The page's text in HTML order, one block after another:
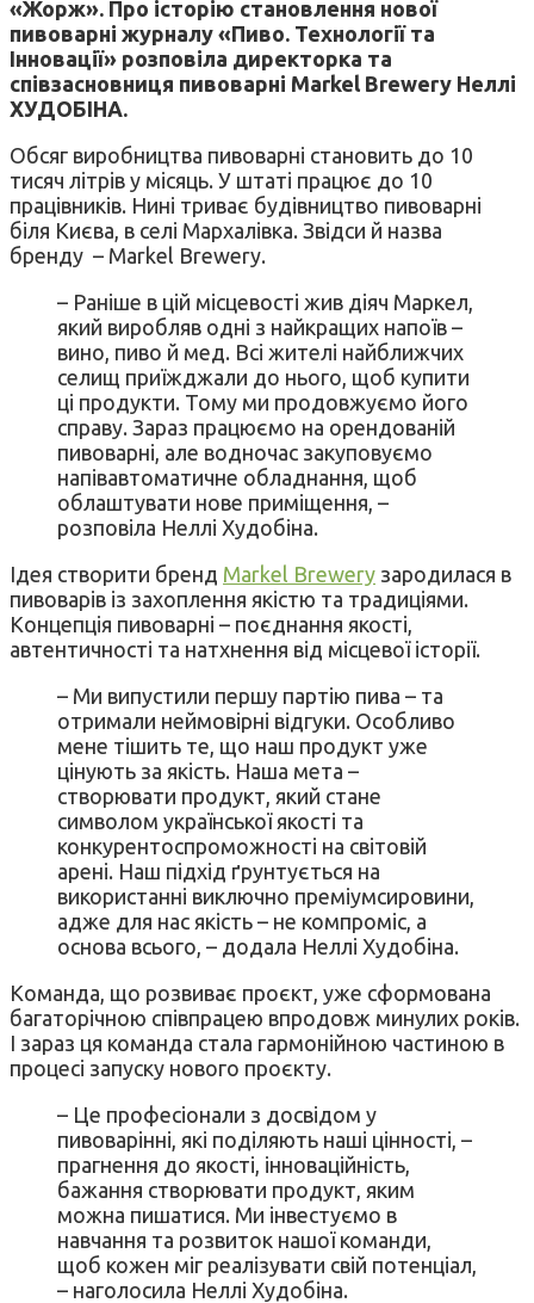
«Жорж». Про історію становлення нової
пивоварні журналу «Пиво. Технології та
Інновації» розповіла директорка та
співзасновниця пивоварні Markel Brewery Неллі
ХУДОБІНА.
Обсяг виробництва пивоварні становить до 10
тисяч літрів у місяць. У штаті працює до 10
працівників. Нині триває будівництво пивоварні
біля Києва, в селі Мархалівка. Звідси й назва
бренду – Markel Brewery.
– Раніше в цій місцевості жив діяч Маркел,
який виробляв одні з найкращих напоїв –
вино, пиво й мед. Всі жителі найближчих
селищ приїжджали до нього, щоб купити
ці продукти. Тому ми продовжуємо його
справу. Зараз працюємо на орендованій
пивоварні, але водночас закуповуємо
напівавтоматичне обладнання, щоб
облаштувати нове приміщення, –
розповіла Неллі Худобіна.
Ідея створити бренд Markel Brewery зародилася в
пивоварів із захоплення якістю та традиціями.
Концепція пивоварні – поєднання якості,
автентичності та натхнення від місцевої історії.
– Ми випустили першу партію пива – та
отримали неймовірні відгуки. Особливо
мене тішить те, що наш продукт уже
цінують за якість. Наша мета –
створювати продукт, який стане
символом української якості та
конкурентоспроможності на світовій
арені. Наш підхід ґрунтується на
використанні виключно преміумсировини,
адже для нас якість – не компроміс, а
основа всього, – додала Неллі Худобіна.
Команда, що розвиває проєкт, уже сформована
багаторічною співпрацею впродовж минулих років.
І зараз ця команда стала гармонійною частиною в
процесі запуску нового проєкту.
– Це професіонали з досвідом у
пивоварінні, які поділяють наші цінності, –
прагнення до якості, інноваційність,
бажання створювати продукт, яким
можна пишатися. Ми інвестуємо в
навчання та розвиток нашої команди,
щоб кожен міг реалізувати свій потенціал,
– наголосила Неллі Худобіна.